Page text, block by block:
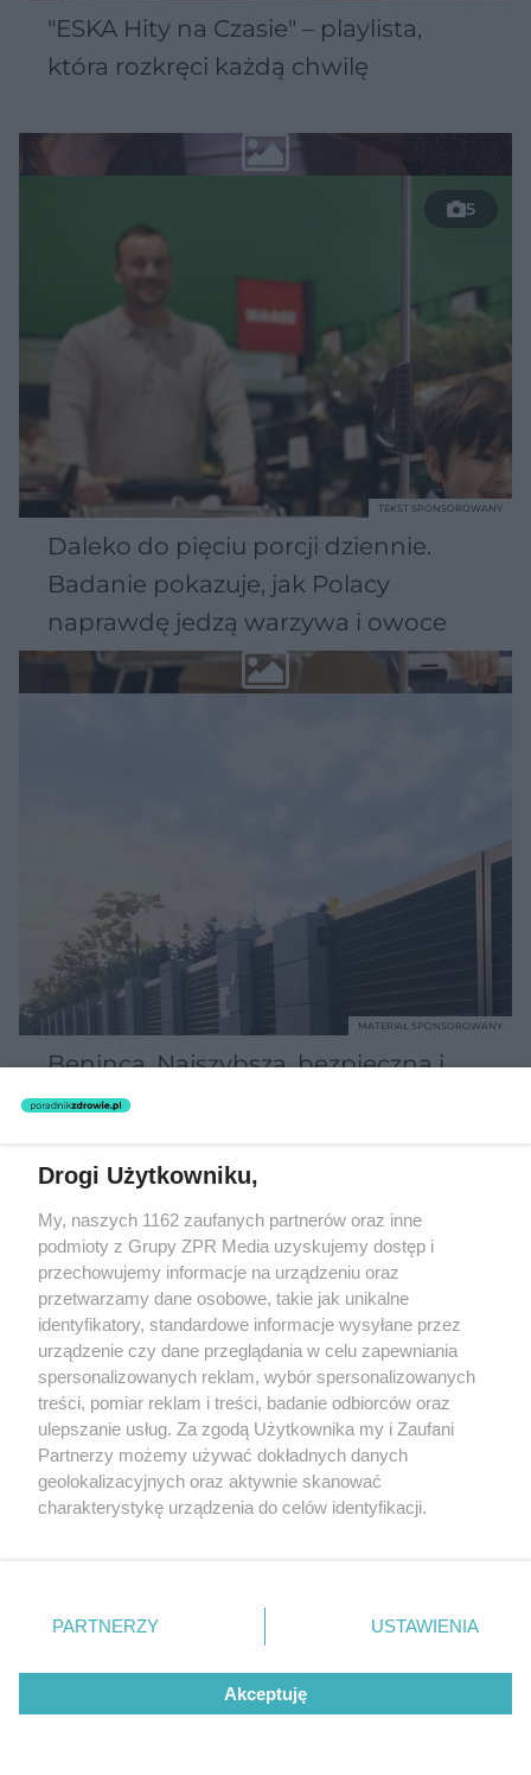
"ESKA Hity na Czasie" – playlista,
która rozkręci każdą chwilę
5
Daleko do pięciu porcji dziennie.
Badanie pokazuje, jak Polacy
naprawdę jedzą warzywa i owoce
TEKST SPONSOROWANY
Beninca. Najszybsza, bezpieczna i
nowoczesna automatyka do bram
MATERIAŁ SPONSOROWANY
POPULARNE TEMATY
Nieprzyjemny
zapach z pępka
rzadko bierze się
Skóra swędzi tylko
nie daje objawów
mimo regularnej
suplementacji?
POLECA
Drogi Użytkowniku,
My, naszych 1162 zaufanych partnerów oraz inne
podmioty z Grupy ZPR Media uzyskujemy dostęp i
przechowujemy informacje na urządzeniu oraz
przetwarzamy dane osobowe, takie jak unikalne
identyfikatory, standardowe informacje wysyłane przez
urządzenie czy dane przeglądania w celu zapewniania
spersonalizowanych reklam, wybór spersonalizowanych
treści, pomiar reklam i treści, badanie odbiorców oraz
ulepszanie usług. Za zgodą Użytkownika my i Zaufani
Partnerzy możemy używać dokładnych danych
geolokalizacyjnych oraz aktywnie skanować
charakterystykę urządzenia do celów identyfikacji.
zmienić/wycofać klikając przycisk ustawień prywatności
znajdujący się w lewym dolnym rogu strony
rodzaje przetwarzania danych nie wymagają zgody
użytkownika, ale masz prawo sprzeciwić się takiemu
przetwarzaniu. Preferencje będą miały zastosowanie tylko
PARTNERZY USTAWIENIA
Akceptuję